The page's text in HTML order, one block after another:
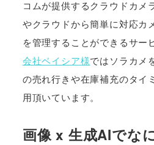
コムが提供するクラウドカメ
やクラウドから簡単に対応カ
を管理することができるサー
会社ベイシア様ではソラカメ
の売れ行きや在庫補充のタイ
用頂いています。
画像 x 生成AIでな